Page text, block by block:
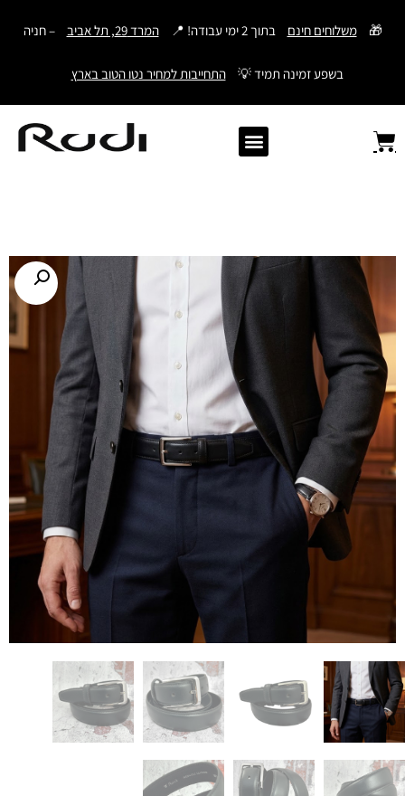
דילוג
🎁 משלוחים חינם בתוך 2 ימי עבודה! 📍 המרד 29, תל אביב – חניה
בשפע זמינה תמיד 💡 התחייבות למחיר נטו הטוב בארץ